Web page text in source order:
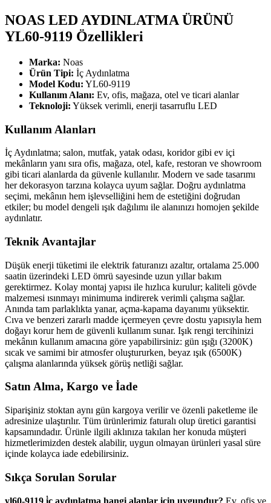
NOAS LED AYDINLATMA ÜRÜNÜ
YL60-9119 Özellikleri
Marka: Noas
Ürün Tipi: İç Aydınlatma
Model Kodu: YL60-9119
Kullanım Alanı: Ev, ofis, mağaza, otel ve ticari alanlar
Teknoloji: Yüksek verimli, enerji tasarruflu LED
Kullanım Alanları
İç Aydınlatma; salon, mutfak, yatak odası, koridor gibi ev içi
mekânların yanı sıra ofis, mağaza, otel, kafe, restoran ve showroom
gibi ticari alanlarda da güvenle kullanılır. Modern ve sade tasarımı
her dekorasyon tarzına kolayca uyum sağlar. Doğru aydınlatma
seçimi, mekânın hem işlevselliğini hem de estetiğini doğrudan
etkiler; bu model dengeli ışık dağılımı ile alanınızı homojen şekilde
aydınlatır.
Teknik Avantajlar
Düşük enerji tüketimi ile elektrik faturanızı azaltır, ortalama 25.000
saatin üzerindeki LED ömrü sayesinde uzun yıllar bakım
gerektirmez. Kolay montaj yapısı ile hızlıca kurulur; kaliteli gövde
malzemesi ısınmayı minimuma indirerek verimli çalışma sağlar.
Anında tam parlaklıkta yanar, açma-kapama dayanımı yüksektir.
Cıva ve benzeri zararlı madde içermeyen çevre dostu yapısıyla hem
doğayı korur hem de güvenli kullanım sunar. Işık rengi tercihinizi
mekânın kullanım amacına göre yapabilirsiniz: gün ışığı (3200K)
sıcak ve samimi bir atmosfer oluştururken, beyaz ışık (6500K)
çalışma alanlarında yüksek görüş netliği sağlar.
Satın Alma, Kargo ve İade
Siparişiniz stoktan aynı gün kargoya verilir ve özenli paketleme ile
adresinize ulaştırılır. Tüm ürünlerimiz faturalı olup üretici garantisi
kapsamındadır. Ürünle ilgili aklınıza takılan her konuda müşteri
hizmetlerimizden destek alabilir, uygun olmayan ürünleri yasal süre
içinde kolayca iade edebilirsiniz.
Sıkça Sorulan Sorular
yl60-9119 i̇ç aydınlatma hangi alanlar için uygundur? Ev, ofis ve